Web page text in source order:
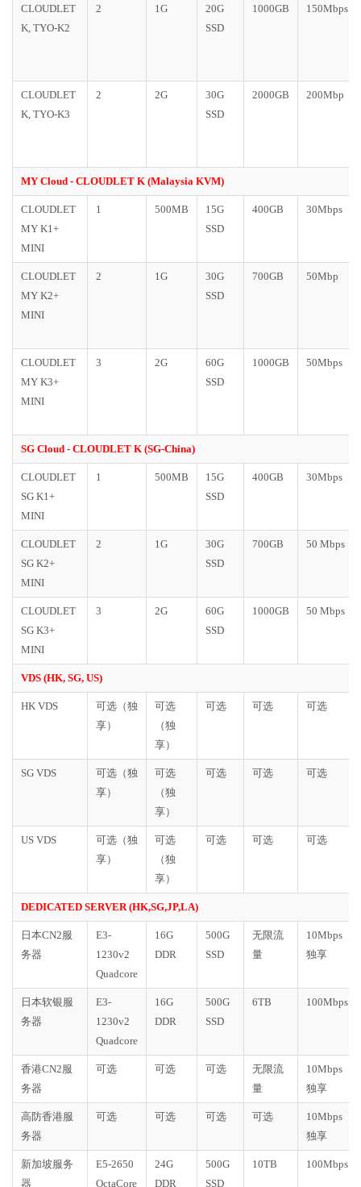
CLOUDLET
K, TYO-K2
2 1G
20G
SSD
1000GB 150Mbps
CLOUDLET
K, TYO-K3
2 2G
30G
SSD
2000GB 200Mbp
MY Cloud - CLOUDLET K (Malaysia KVM)
CLOUDLET
MY K1+
MINI
1 500MB
15G
SSD
400GB 30Mbps
CLOUDLET
MY K2+
MINI
2 1G
30G
SSD
700GB 50Mbp
CLOUDLET
MY K3+
MINI
3 2G
60G
SSD
1000GB 50Mbps
SG Cloud - CLOUDLET K (SG-China)
CLOUDLET
SG K1+
MINI
1 500MB
15G
SSD
400GB 30Mbps
CLOUDLET
SG K2+
MINI
2 1G
30G
SSD
700GB 50 Mbps
CLOUDLET
SG K3+
MINI
3 2G
60G
SSD
1000GB 50 Mbps
VDS (HK, SG, US)
HK VDS
可选（独
享）
可选
（独
享）
可选 可选 可选
SG VDS
可选（独
享）
可选
（独
享）
可选 可选 可选
US VDS
可选（独
享）
可选
（独
享）
可选 可选 可选
DEDICATED SERVER (HK,SG,JP,LA)
日本CN2服
务器
E3-
1230v2
Quadcore
16G
DDR
500G
SSD
无限流
量
10Mbps
独享
日本软银服
务器
E3-
1230v2
Quadcore
16G
DDR
500G
SSD
6TB 100Mbps
香港CN2服
务器
可选 可选 可选
无限流
量
10Mbps
独享
高防香港服
务器
可选 可选 可选 可选
10Mbps
独享
新加坡服务
器
E5-2650
OctaCore
24G
DDR
500G
SSD
10TB 100Mbps